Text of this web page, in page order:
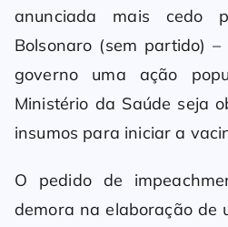
anunciada mais cedo
Bolsonaro (sem partido)
governo uma ação
Ministério da Saúde seja
insumos para iniciar a
O pedido de
demora na elaboração de